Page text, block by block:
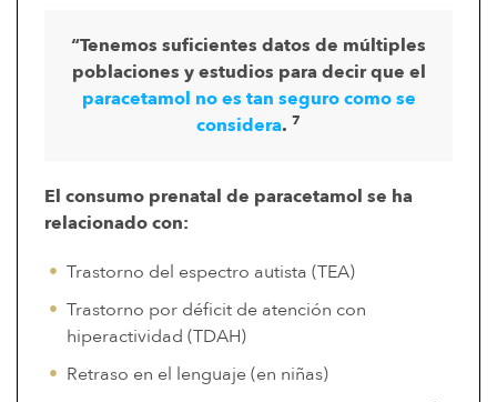
“Tenemos suficientes datos de múltiples
poblaciones y estudios para decir que el
paracetamol no es tan seguro como se
considera. 7
El consumo prenatal de paracetamol se ha
relacionado con:
Trastorno del espectro autista (TEA)
Trastorno por déficit de atención con
hiperactividad (TDAH)
Retraso en el lenguaje (en niñas)